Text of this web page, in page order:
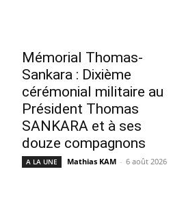
Mémorial Thomas-
Sankara : Dixième
cérémonial militaire au
Président Thomas
SANKARA et à ses
douze compagnons
A LA UNE Mathias KAM - 6 août 2026